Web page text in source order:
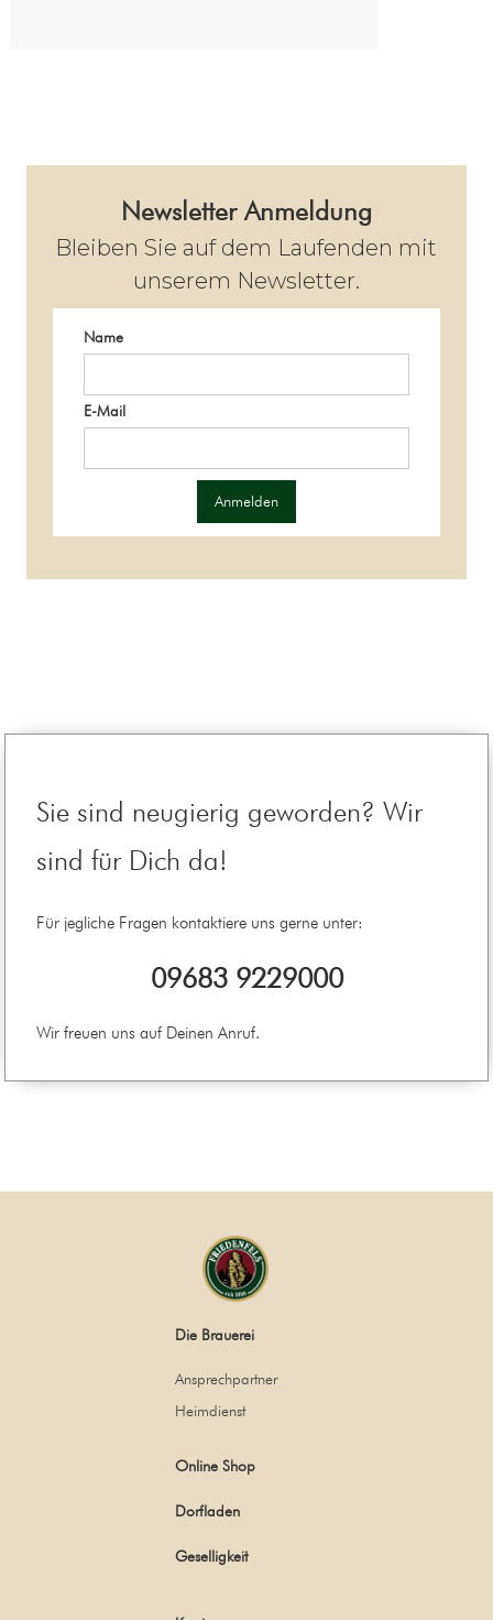
Newsletter Anmeldung
Bleiben Sie auf dem Laufenden mit
unserem Newsletter.
Name
E-Mail
Sie sind neugierig geworden? Wir
sind für Dich da!
Für jegliche Fragen kontaktiere uns gerne unter:
09683 9229000
Wir freuen uns auf Deinen Anruf.
Die Brauerei
Ansprechpartner
Heimdienst
Online Shop
Dorfladen
Geselligkeit